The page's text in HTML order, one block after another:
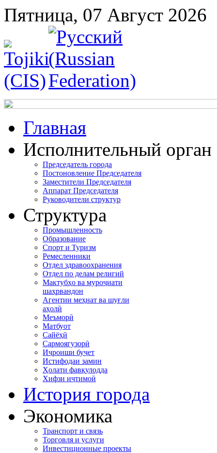
Пятница, 07 Август 2026
Главная
Исполнительный орган
Председатель города
Постоновление Председателя
Заместители Председателя
Аппарат Председателя
Руководители структур
Структура
Промышленность
Образование
Спорт и Туризм
Ремесленники
Отдел здравоохранения
Отдел по делам религий
Мактубҳо ва муроҷиати
шаҳрвандон
Агентии меҳнат ва шуғли
аҳолӣ
Меъморӣ
Матбуот
Сайёҳӣ
Сармоягузорӣ
Иҷроиши буҷет
Истифодаи замин
Ҳолати фавқулодда
Хифзи иҷтимоӣ
История города
Экономика
Транспорт и связь
Торговля и услуги
Инвестиционные проекты